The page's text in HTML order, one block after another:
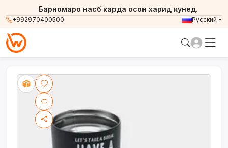
+992970400500
Барномаро насб карда осон харид кунед.
Русский